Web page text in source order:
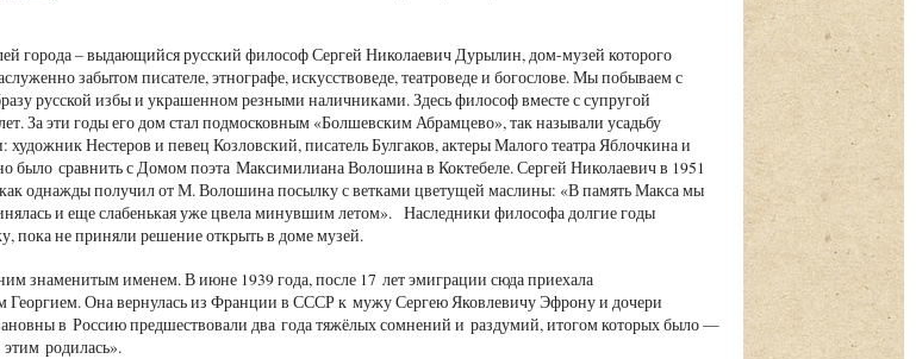
города – выдающийся русский философ Сергей Николаевич Дурылин, дом-музей которого
забытом писателе, этнографе, искусствоведе, театроведе и богослове. Мы побываем с
русской избы и украшенном резными наличниками. Здесь философ вместе с супругой
За эти годы его дом стал подмосковным «Болшевским Абрамцево», так называли усадьбу
Нестеров и певец Козловский, писатель Булгаков, актеры Малого театра Яблочкина и
было сравнить с Домом поэта Максимилиана Волошина в Коктебеле. Сергей Николаевич в 1951
однажды получил от М. Волошина посылку с ветками цветущей маслины: «В память Макса мы
и еще слабенькая уже цвела минувшим летом». Наследники философа долгие годы
пока не приняли решение открыть в доме музей.
знаменитым именем. В июне 1939 года, после 17 лет эмиграции сюда приехала
Она вернулась из Франции в СССР к мужу Сергею Яковлевичу Эфрону и дочери
в Россию предшествовали два года тяжёлых сомнений и раздумий, итогом которых было —
этим родилась».